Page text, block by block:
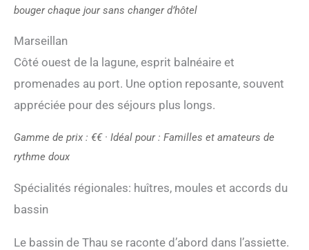
bouger chaque jour sans changer d’hôtel
Marseillan
Côté ouest de la lagune, esprit balnéaire et
promenades au port. Une option reposante, souvent
appréciée pour des séjours plus longs.
Gamme de prix : €€ · Idéal pour : Familles et amateurs de
rythme doux
Spécialités régionales: huîtres, moules et accords du
bassin
Le bassin de Thau se raconte d’abord dans l’assiette.